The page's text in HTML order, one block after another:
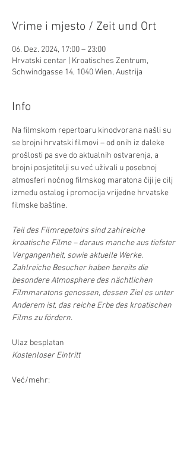
Vrime i mjesto / Zeit und Ort
06. Dez. 2024, 17:00 – 23:00
Hrvatski centar | Kroatisches Zentrum,
Schwindgasse 14, 1040 Wien, Austrija
Info
Na filmskom repertoaru kinodvorana našli su
se brojni hrvatski filmovi – od onih iz daleke
prošlosti pa sve do aktualnih ostvarenja, a
brojni posjetitelji su već uživali u posebnoj
atmosferi noćnog filmskog maratona čiji je cilj
između ostalog i promocija vrijedne hrvatske
filmske baštine.
Teil des Filmrepetoirs sind zahlreiche
kroatische Filme – daraus manche aus tiefster
Vergangenheit, sowie aktuelle Werke.
Zahlreiche Besucher haben bereits die
besondere Atmosphere des nächtlichen
Filmmaratons genossen, dessen Ziel es unter
Anderem ist, das reiche Erbe des kroatischen
Films zu fördern.
Ulaz besplatan
Kostenloser Eintritt
Već/mehr: